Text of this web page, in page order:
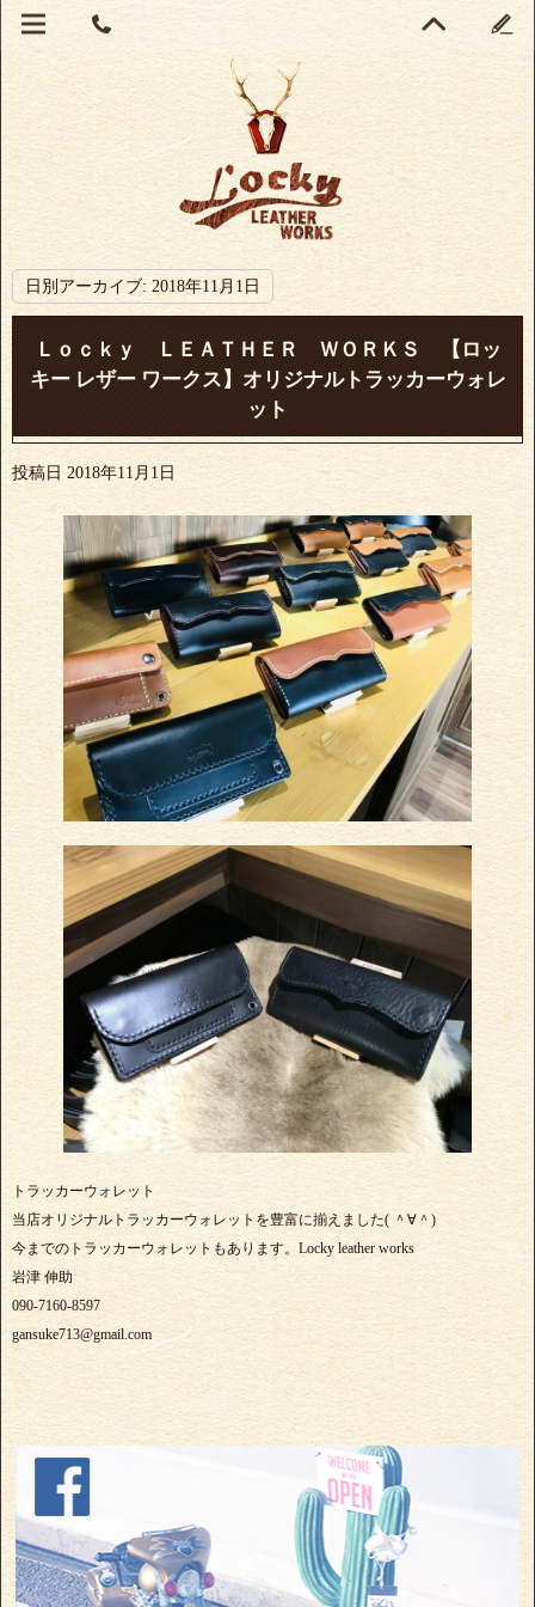
日別アーカイブ: 2018年11月1日
Ｌｏｃｋｙ ＬＥＡＴＨＥＲ ＷＯＲＫＳ 【ロッ
キー レザー ワークス】オリジナルトラッカーウォレ
ット
投稿日 2018年11月1日
トラッカーウォレット
当店オリジナルトラッカーウォレットを豊富に揃えました( ＾∀＾)
今までのトラッカーウォレットもあります。Locky leather works
岩津 伸助
090-7160-8597
gansuke713@gmail.com